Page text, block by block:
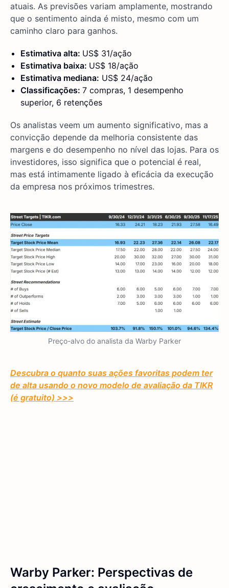
atuais. As previsões variam amplamente, mostrando
que o sentimento ainda é misto, mesmo com um
caminho claro para ganhos.
Estimativa alta: US$ 31/ação
Estimativa baixa: US$ 18/ação
Estimativa mediana: US$ 24/ação
Classificações: 7 compras, 1 desempenho
superior, 6 retenções
Os analistas veem um aumento significativo, mas a
convicção depende da melhoria consistente das
margens e do desempenho no nível das lojas. Para os
investidores, isso significa que o potencial é real,
mas está intimamente ligado à eficácia da execução
da empresa nos próximos trimestres.
Preço-alvo do analista da Warby Parker
Descubra o quanto suas ações favoritas podem ter
de alta usando o novo modelo de avaliação da TIKR
(é gratuito) >>>
Warby Parker: Perspectivas de